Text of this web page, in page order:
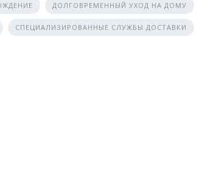
ДОЛГОВРЕМЕННЫЙ УХОД НА ДОМУ
СПЕЦИАЛИЗИРОВАННЫЕ СЛУЖБЫ ДОСТАВКИ